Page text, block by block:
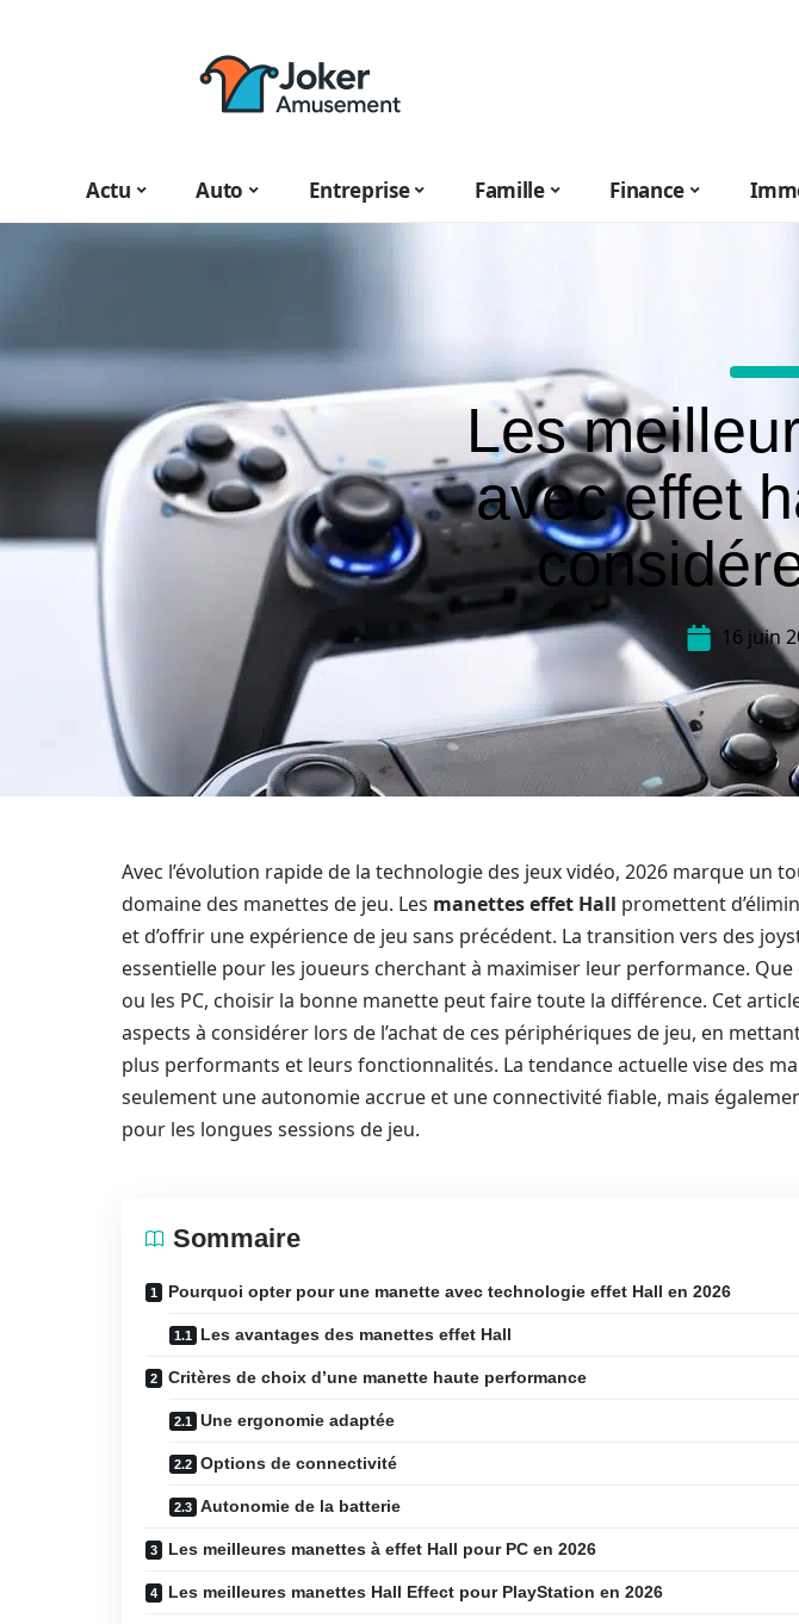
Actu Auto Entreprise Famille Finance
Les
avec effet
16 juin
Avec l’évolution rapide de la technologie des jeux vidéo, 2026 marque un
domaine des manettes de jeu. Les manettes effet Hall promettent
et d’offrir une expérience de jeu sans précédent. La transition vers des
essentielle pour les joueurs cherchant à maximiser leur performance.
ou les PC, choisir la bonne manette peut faire toute la différence. Cet
aspects à considérer lors de l’achat de ces périphériques de jeu, en
plus performants et leurs fonctionnalités. La tendance actuelle vise des
seulement une autonomie accrue et une connectivité fiable, mais
pour les longues sessions de jeu.
Sommaire
Pourquoi opter pour une manette avec technologie effet Hall en 2026
Les avantages des manettes effet Hall
Critères de choix d’une manette haute performance
Une ergonomie adaptée
Options de connectivité
Autonomie de la batterie
Les meilleures manettes à effet Hall pour PC en 2026
Les meilleures manettes Hall Effect pour PlayStation en 2026